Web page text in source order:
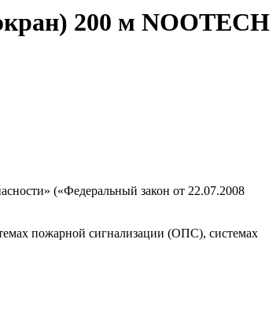
200 м NOOTECH
(«Федеральный закон от 22.07.2008
пожарной сигнализации (ОПС), системах